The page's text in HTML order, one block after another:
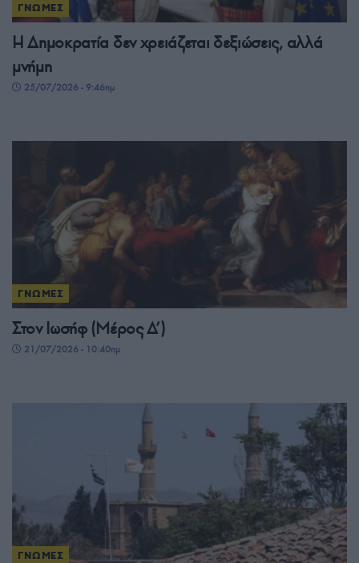
ΓΝΩΜΕΣ
Η Δημοκρατία δεν χρειάζεται δεξιώσεις, αλλά
μνήμη
25/07/2026 - 9:46πμ
ΓΝΩΜΕΣ
Στον Ιωσήφ (Μέρος Δ’)
21/07/2026 - 10:40πμ
ΓΝΩΜΕΣ